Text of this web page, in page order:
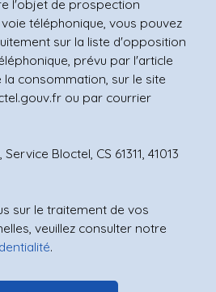
l'objet de prospection
téléphonique, vous pouvez
sur la liste d'opposition
prévu par l'article
la consommation, sur le site
ou par courrier
Bloctel, CS 61311, 41013
sur le traitement de vos
veuillez consulter notre
.